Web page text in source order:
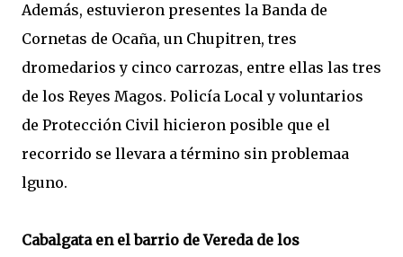
Además, estuvieron presentes la Banda de
Cornetas de Ocaña, un Chupitren, tres
dromedarios y cinco carrozas, entre ellas las tres
de los Reyes Magos. Policía Local y voluntarios
de Protección Civil hicieron posible que el
recorrido se llevara a término sin problemaa
lguno.
Cabalgata en el barrio de Vereda de los